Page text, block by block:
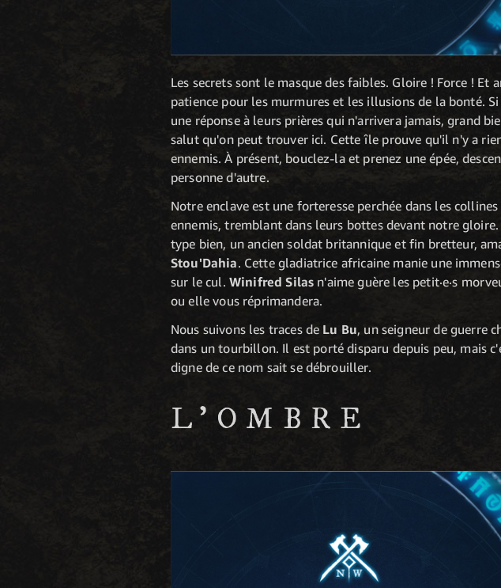
Les secrets sont le masque des faibles. Gloire ! Force !
patience pour les murmures et les illusions de la bonté.
une réponse à leurs prières qui n'arrivera jamais, grand
salut qu'on peut trouver ici. Cette île prouve qu'il n'y a
ennemis. À présent, bouclez-la et prenez une épée,
personne d'autre.
Notre enclave est une forteresse perchée dans les
ennemis, tremblant dans leurs bottes devant notre gloire.
type bien, un ancien soldat britannique et fin bretteur,
Stou'Dahia. Cette gladiatrice africaine manie une
sur le cul. Winifred Silas n'aime guère les petit·e·s
ou elle vous réprimandera.
Nous suivons les traces de Lu Bu, un seigneur de guerre
dans un tourbillon. Il est porté disparu depuis peu, mais
digne de ce nom sait se débrouiller.
L'OMBRE